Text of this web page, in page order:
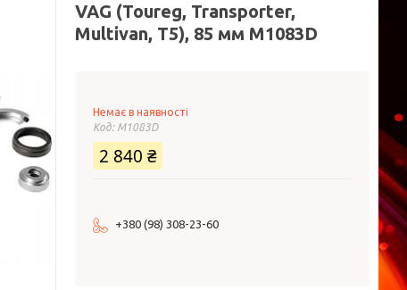
VAG (Toureg, Transporter,
Multivan, T5), 85 мм M1083D
Немає в наявності
Код: M1083D
2 840 ₴
+380 (98) 308-23-60